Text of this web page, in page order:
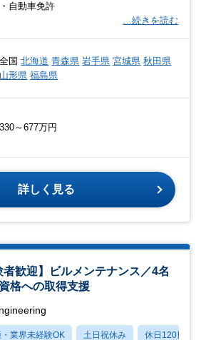
・自動車免許
…続きを読む
全国北海道 青森県 岩手県 宮城県 秋田県
山形県 福島県
330～677万円
詳しく見る
者歓迎】ビルメンテナンス／4名
格への取得支援
業界未経験OK 土日祝休み 休日120日以上